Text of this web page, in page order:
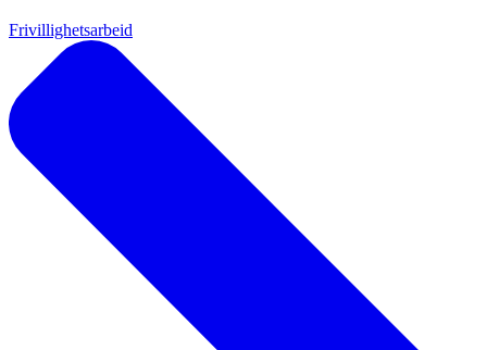
Frivillighetsarbeid